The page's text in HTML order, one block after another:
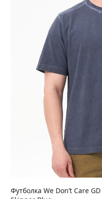
Футболка We Don’t Care